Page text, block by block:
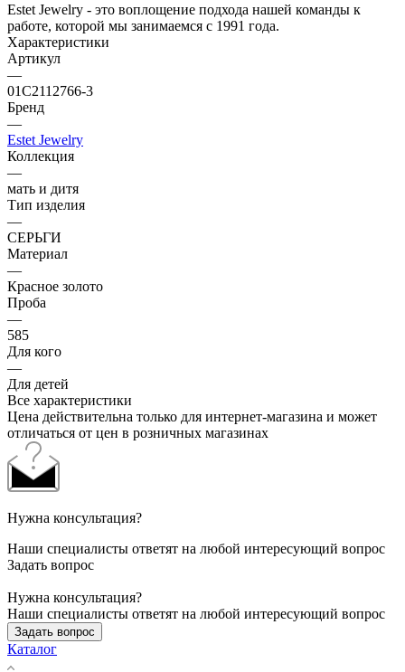
Estet Jewelry - это воплощение подхода нашей команды к
работе, которой мы занимаемся с 1991 года.
Характеристики
Артикул
—
01С2112766-3
Бренд
—
Estet Jewelry
Коллекция
—
мать и дитя
Тип изделия
—
СЕРЬГИ
Материал
—
Красное золото
Проба
—
585
Для кого
—
Для детей
Все характеристики
Цена действительна только для интернет-магазина и может
отличаться от цен в розничных магазинах
Нужна консультация?
Наши специалисты ответят на любой интересующий вопрос
Задать вопрос
Нужна консультация?
Наши специалисты ответят на любой интересующий вопрос
Задать вопрос
Каталог